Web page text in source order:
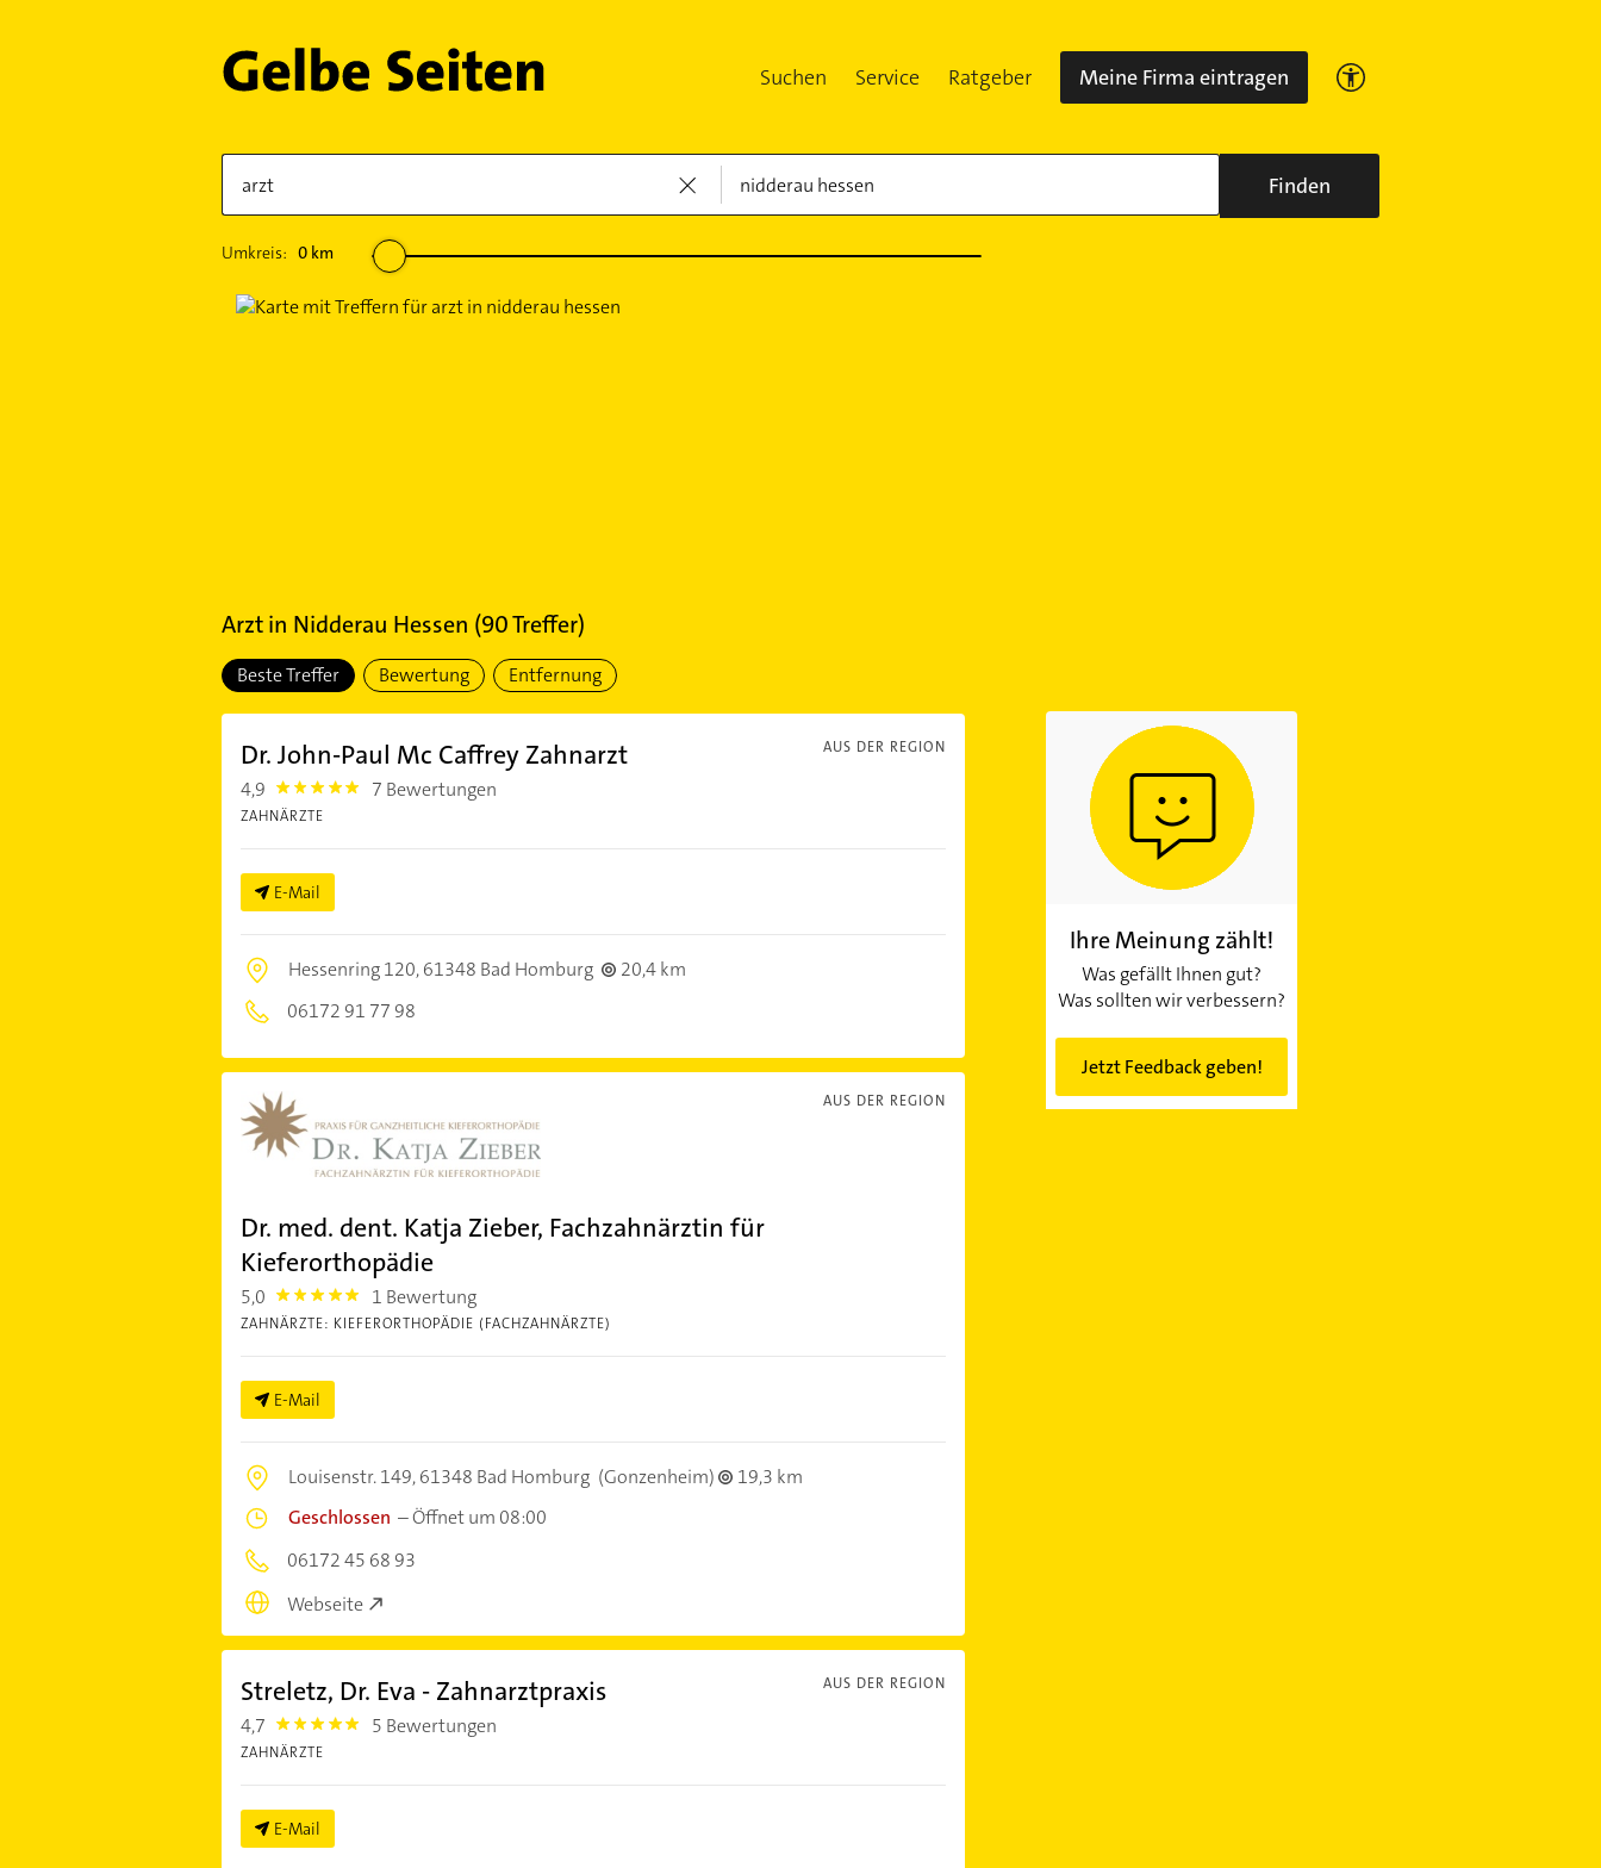
Suchen Service Ratgeber Meine Firma eintragen
Finden
Umkreis: 0km
Arztin Nidderau Hessen (90Treffer)
Beste Treffer Bewertung Entfernung
AUS DER REGION
Dr. John-Paul Mc Caffrey Zahnarzt
4,9 4.9 7 Bewertungen
ZAHNÄRZTE
E-Mail
Hessenring 120,61348 Bad Homburg
20,4 km
06172 91 77 98
AUS DER REGION
Dr. med. dent. Katja Zieber, Fachzahnärztin für
Kieferorthopädie
5,0 5.0 1 Bewertung
ZAHNÄRZTE: KIEFERORTHOPÄDIE (FACHZAHNÄRZTE)
E-Mail
Louisenstr. 149,61348 Bad Homburg (Gonzenheim)
19,3 km
Geschlossen –Öffnet um 08:00
06172 45 68 93
Webseite
AUS DER REGION
Streletz, Dr. Eva - Zahnarztpraxis
4,7 4.7000003 5 Bewertungen
ZAHNÄRZTE
E-Mail
Ihre Meinung zählt!
Was gefällt Ihnen gut?
Was sollten wir verbessern?
Jetzt Feedback geben!